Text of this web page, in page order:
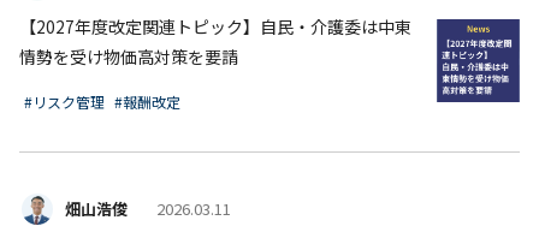
【2027年度改定関連トピック】自民・介護委は中東
情勢を受け物価高対策を要請
#リスク管理 #報酬改定
畑山浩俊 2026.03.11